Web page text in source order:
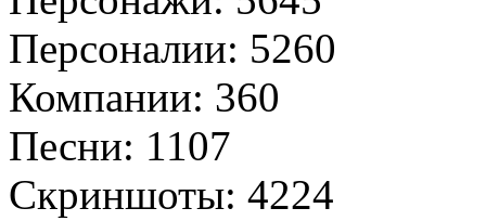
Персоналии: 5260
Компании: 360
Песни: 1107
Скриншоты: 4224